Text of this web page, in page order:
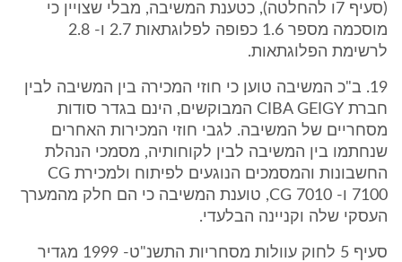
(סעיף 7ו להחלטה), כטענת המשיבה, מבלי שצויין כי
מוסכמה מספר 1.6 כפופה לפלוגתאות 2.7 ו- 2.8
לרשימת הפלוגתאות.
19. ב"כ המשיבה טוען כי חוזי המכירה בין המשיבה לבין
חברת CIBA GEIGY המבוקשים, הינם בגדר סודות
מסחריים של המשיבה. לגבי חוזי המכירות האחרים
שנחתמו בין המשיבה לבין לקוחותיה, מסמכי הנהלת
החשבונות והמסמכים הנוגעים לפיתוח ולמכירת CG
7100 ו- CG 7010, טוענת המשיבה כי הם חלק מהמערך
העסקי שלה וקניינה הבלעדי.
סעיף 5 לחוק עוולות מסחריות התשנ"ט- 1999 מגדיר